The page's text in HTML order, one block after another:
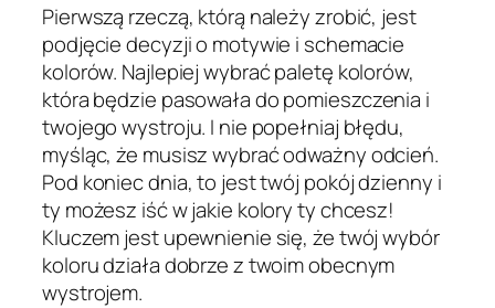
Pierwszą rzeczą, którą należy zrobić, jest
podjęcie decyzji o motywie i schemacie
kolorów. Najlepiej wybrać paletę kolorów,
która będzie pasowała do pomieszczenia i
twojego wystroju. I nie popełniaj błędu,
myśląc, że musisz wybrać odważny odcień.
Pod koniec dnia, to jest twój pokój dzienny i
ty możesz iść w jakie kolory ty chcesz!
Kluczem jest upewnienie się, że twój wybór
koloru działa dobrze z twoim obecnym
wystrojem.